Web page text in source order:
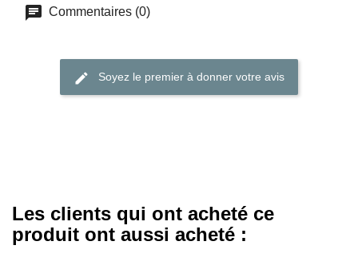
Commentaires (0)
Soyez le premier à donner votre avis
Les clients qui ont acheté ce
produit ont aussi acheté :